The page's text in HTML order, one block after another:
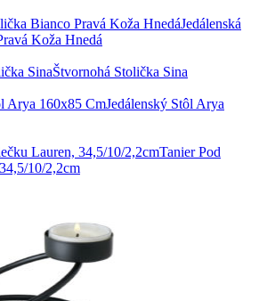
Jedálenská
Koža Hnedá
Štvornohá Stolička Sina
Jedálenský Stôl Arya
Tanier Pod
10/2,2cm